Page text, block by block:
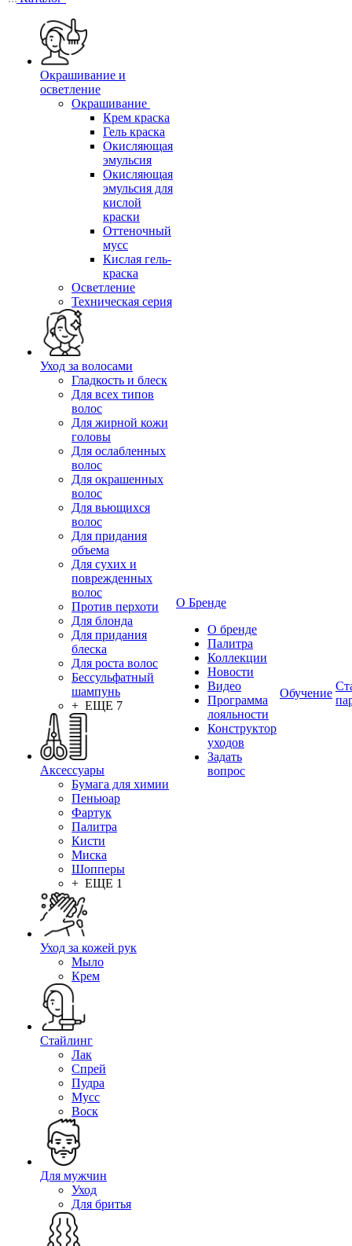
Окрашивание и
осветление
Окрашивание
Крем краска
Гель краска
Окисляющая
эмульсия
Окисляющая
эмульсия для
кислой
краски
Оттеночный
мусс
Кислая гель-
краска
Осветление
Техническая серия
Уход за волосами
Гладкость и блеск
Для всех типов
волос
Для жирной кожи
головы
Для ослабленных
волос
Для окрашенных
волос
Для вьющихся
волос
Для придания
объема
Для сухих и
поврежденных
волос
Против перхоти
Для блонда
Для придания
блеска
Для роста волос
Бессульфатный
шампунь
+ ЕЩЕ 7
Аксессуары
Бумага для химии
Пеньюар
Фартук
Палитра
Кисти
Миска
Шопперы
+ ЕЩЕ 1
Уход за кожей рук
Мыло
Крем
Стайлинг
Лак
Спрей
Пудра
Мусс
Воск
Для мужчин
Уход
Для бритья
О Бренде
О бренде
Палитра
Коллекции
Новости
Видео
Программа
лояльности
Конструктор
уходов
Задать
вопрос
Обучение